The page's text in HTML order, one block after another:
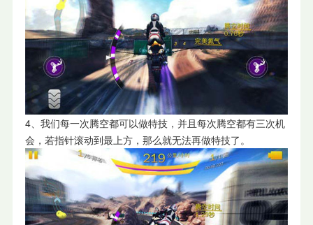
4、我们每一次腾空都可以做特技，并且每次腾空都有三次机
会，若指针滚动到最上方，那么就无法再做特技了。